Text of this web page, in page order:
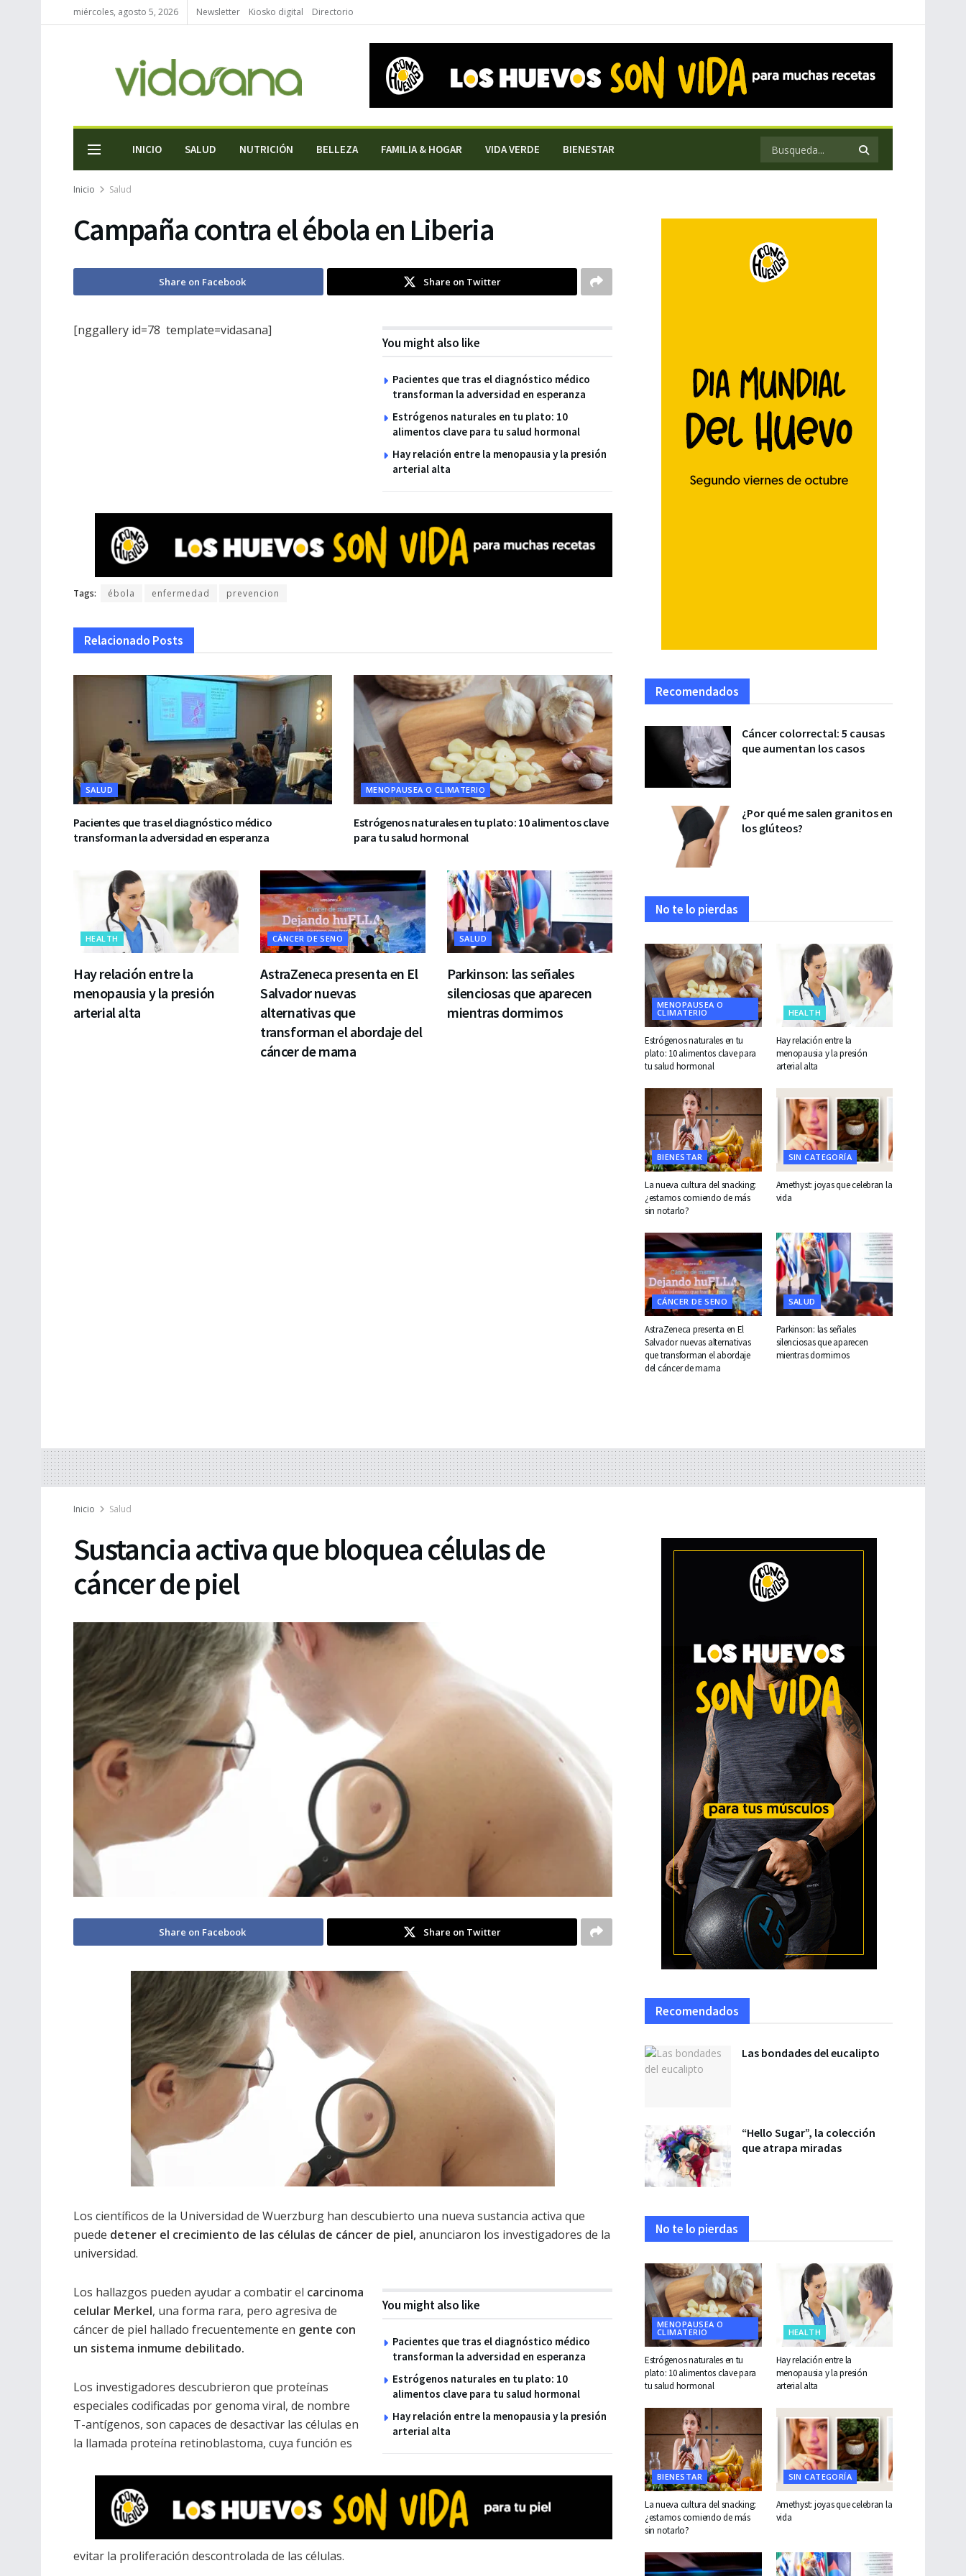
miércoles, agosto 5, 2026 Newsletter Kiosko digital Directorio
INICIO SALUD NUTRICIÓN BELLEZA FAMILIA & HOGAR VIDA VERDE BIENESTAR
Inicio Salud
Campaña contra el ébola en Liberia
Share on Facebook Share on Twitter
You might also like
Pacientes que tras el diagnóstico médico
transforman la adversidad en esperanza
Estrógenos naturales en tu plato: 10
alimentos clave para tu salud hormonal
Hay relación entre la menopausia y la presión
arterial alta
[nggallery id=78 template=vidasana]
Tags: ébola enfermedad prevencion
Relacionado Posts
SALUD
Pacientes que tras el diagnóstico médico
transforman la adversidad en esperanza
MENOPAUSEA O CLIMATERIO
Estrógenos naturales en tu plato: 10 alimentos clave
para tu salud hormonal
HEALTH
Hay relación entre la
menopausia y la presión
arterial alta
CÁNCER DE SENO
AstraZeneca presenta en El
Salvador nuevas
alternativas que
transforman el abordaje del
cáncer de mama
SALUD
Parkinson: las señales
silenciosas que aparecen
mientras dormimos
Recomendados
Cáncer colorrectal: 5 causas
que aumentan los casos
¿Por qué me salen granitos en
los glúteos?
No te lo pierdas
MENOPAUSEA O
CLIMATERIO
Estrógenos naturales en tu
plato: 10 alimentos clave para
tu salud hormonal
HEALTH
Hay relación entre la
menopausia y la presión
arterial alta
BIENESTAR
La nueva cultura del snacking:
¿estamos comiendo de más
sin notarlo?
SIN CATEGORÍA
Amethyst: joyas que celebran la
vida
CÁNCER DE SENO
AstraZeneca presenta en El
Salvador nuevas alternativas
que transforman el abordaje
del cáncer de mama
SALUD
Parkinson: las señales
silenciosas que aparecen
mientras dormimos
Inicio Salud
Sustancia activa que bloquea células de
cáncer de piel
Share on Facebook Share on Twitter
Los científicos de la Universidad de Wuerzburg han descubierto una nueva sustancia activa que
puede detener el crecimiento de las células de cáncer de piel,anunciaron los investigadores de la
universidad.
You might also like
Pacientes que tras el diagnóstico médico
transforman la adversidad en esperanza
Estrógenos naturales en tu plato: 10
alimentos clave para tu salud hormonal
Hay relación entre la menopausia y la presión
arterial alta
Los hallazgos pueden ayudar a combatir el carcinoma
celular Merkel, una forma rara, pero agresiva de
cáncer de piel hallado frecuentemente en gente con
un sistema inmume debilitado.
Los investigadores descubrieron que proteínas
especiales codificadas por genoma viral, de nombre
T-antígenos, son capaces de desactivar las células en
la llamada proteína retinoblastoma, cuya función es
evitar la proliferación descontrolada de las células.
Recomendados
Las bondades del eucalipto
“Hello Sugar”, la colección
que atrapa miradas
No te lo pierdas
MENOPAUSEA O
CLIMATERIO
Estrógenos naturales en tu
plato: 10 alimentos clave para
tu salud hormonal
HEALTH
Hay relación entre la
menopausia y la presión
arterial alta
BIENESTAR
La nueva cultura del snacking:
¿estamos comiendo de más
sin notarlo?
SIN CATEGORÍA
Amethyst: joyas que celebran la
vida